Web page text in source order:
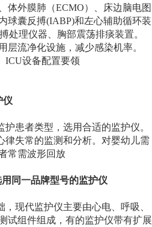
体外膜肺（ECMO）、床边脑电图
球囊反搏(IABP)和左心辅助循环装
处理仪器、胸部震荡排痰装置。
层流净化设施，减少感染机率。
仪
护患者类型，选用合适的监护仪。
律失常的监测和分析。对婴幼儿需
常需波形回放
同一品牌型号的监护仪
，现代监护仪主要由心电、呼吸、
试组件组成，有的监护仪带有扩展